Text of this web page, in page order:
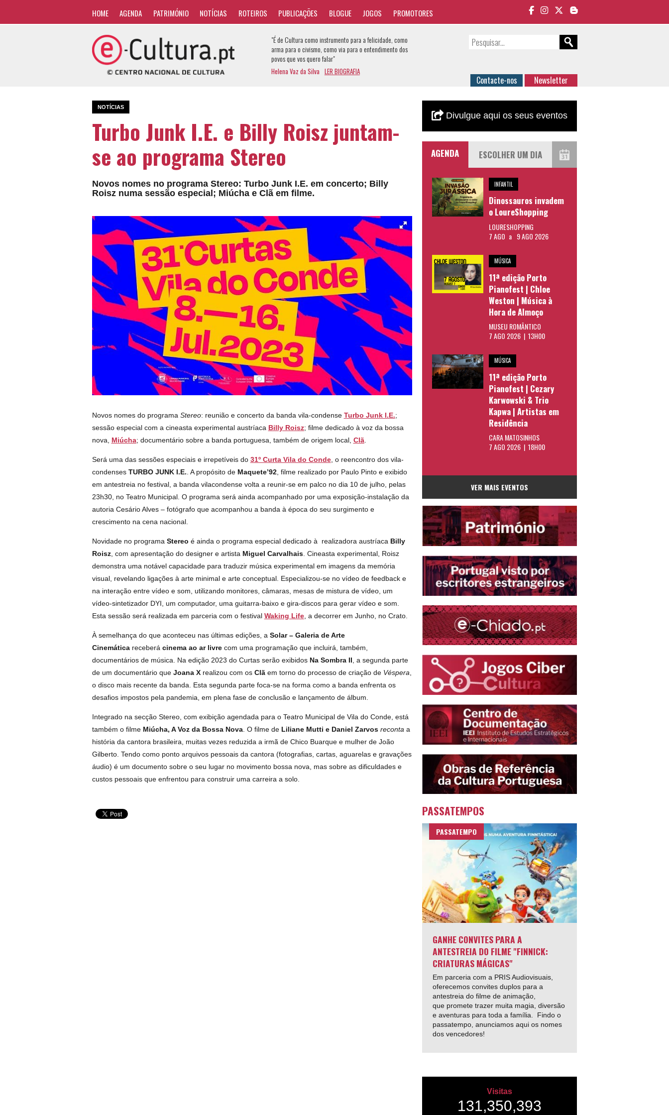
HOME AGENDA PATRIMÓNIO NOTÍCIAS ROTEIROS PUBLICAÇÕES BLOGUE JOGOS PROMOTORES
"É de Cultura como instrumento para a felicidade, como
arma para o civismo, como via para o entendimento dos
povos que vos quero falar"
Helena Vaz da Silva LER BIOGRAFIA
Contacte-nos Newsletter
NOTÍCIAS
Turbo Junk I.E. e Billy Roisz juntam-
se ao programa Stereo
Novos nomes no programa Stereo: Turbo Junk I.E. em concerto; Billy
Roisz numa sessão especial; Miúcha e Clã em filme.
Novos nomes do programa Stereo: reunião e concerto da banda vila-condense Turbo Junk I.E.;
sessão especial com a cineasta experimental austríaca Billy Roisz; filme dedicado à voz da bossa
nova, Miúcha; documentário sobre a banda portuguesa, também de origem local, Clã.
Será uma das sessões especiais e irrepetíveis do 31º Curta Vila do Conde, o reencontro dos vila-
condenses TURBO JUNK I.E.. A propósito de Maquete’92, filme realizado por Paulo Pinto e exibido
em antestreia no festival, a banda vilacondense volta a reunir-se em palco no dia 10 de julho, pelas
23h30, no Teatro Municipal. O programa será ainda acompanhado por uma exposição-instalação da
autoria Cesário Alves – fotógrafo que acompanhou a banda à época do seu surgimento e
crescimento na cena nacional.
Novidade no programa Stereo é ainda o programa especial dedicado à realizadora austríaca Billy
Roisz, com apresentação do designer e artista Miguel Carvalhais. Cineasta experimental, Roisz
demonstra uma notável capacidade para traduzir música experimental em imagens da memória
visual, revelando ligações à arte minimal e arte conceptual. Especializou-se no vídeo de feedback e
na interação entre vídeo e som, utilizando monitores, câmaras, mesas de mistura de vídeo, um
vídeo-sintetizador DYI, um computador, uma guitarra-baixo e gira-discos para gerar vídeo e som.
Esta sessão será realizada em parceria com o festival Waking Life, a decorrer em Junho, no Crato.
À semelhança do que aconteceu nas últimas edições, a Solar – Galeria de Arte
Cinemáticareceberá cinema ao ar livrecom uma programação que incluirá, também,
documentários de música. Na edição 2023 do Curtas serão exibidos Na Sombra II, a segunda parte
de um documentário que Joana Xrealizou com os Clãem torno do processo de criação de Véspera,
o disco mais recente da banda. Esta segunda parte foca-se na forma como a banda enfrenta os
desafios impostos pela pandemia, em plena fase de conclusão e lançamento de álbum.
Integrado na secção Stereo, com exibição agendada para o Teatro Municipal de Vila do Conde, está
também o filme Miúcha, A Voz da Bossa Nova. O filme de Liliane Mutti e Daniel Zarvos recontaa
história da cantora brasileira, muitas vezes reduzida a irmã de Chico Buarque e mulher de João
Gilberto. Tendo como ponto arquivos pessoais da cantora (fotografias, cartas, aguarelas e gravações
áudio) é um documento sobre o seu lugar no movimento bossa nova, mas sobre as dificuldades e
custos pessoais que enfrentou para construir uma carreira a solo.
Divulgue aqui os seus eventos
AGENDA
INFANTIL
Dinossauros invadem
o LoureShopping
LOURESHOPPING
7 AGO a 9 AGO 2026
MÚSICA
11ª edição Porto
Pianofest | Chloe
Weston | Música à
Hora de Almoço
MUSEU ROMÂNTICO
7 AGO 2026 | 13H00
MÚSICA
11ª edição Porto
Pianofest | Cezary
Karwowski & Trio
Kapwa | Artistas em
Residência
CARA MATOSINHOS
7 AGO 2026 | 18H00
VER MAIS EVENTOS
PASSATEMPOS
PASSATEMPO
GANHE CONVITES PARA A
ANTESTREIA DO FILME "FINNICK:
CRIATURAS MÁGICAS"
Em parceria com a PRIS Audiovisuais,
oferecemos convites duplos para a
antestreia do filme de animação,
que promete trazer muita magia, diversão
e aventuras para toda a família. Findo o
passatempo, anunciamos aqui os nomes
dos vencedores!
Visitas
131,350,393